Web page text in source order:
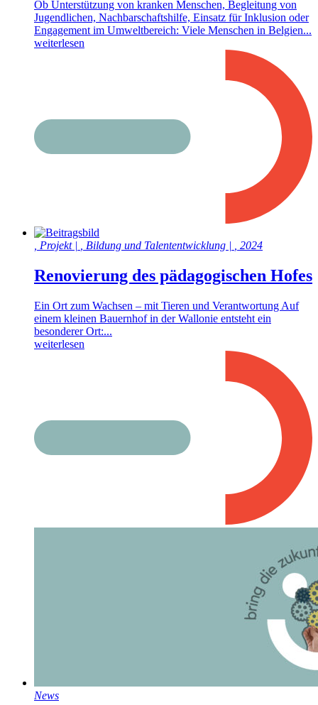
Ob Unterstützung von kranken Menschen, Begleitung von
Jugendlichen, Nachbarschaftshilfe, Einsatz für Inklusion oder
Engagement im Umweltbereich: Viele Menschen in Belgien...
weiterlesen
Projekt | Bildung und Talententwicklung | 2024
Renovierung des pädagogischen Hofes
Ein Ort zum Wachsen – mit Tieren und Verantwortung Auf
einem kleinen Bauernhof in der Wallonie entsteht ein
besonderer Ort:...
weiterlesen
News